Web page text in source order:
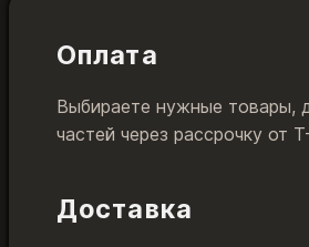
Оплата
Выбираете нужные товары,
частей через рассрочку
Доставка